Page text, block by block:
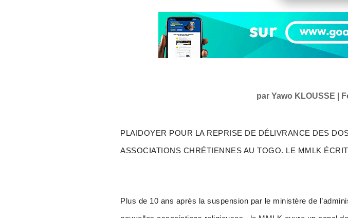
par Yawo KLOUSSE
PLAIDOYER POUR LA REPRISE DE DÉLIVRANCE DES
ASSOCIATIONS CHRÉTIENNES AU TOGO. LE MMLK
Plus de 10 ans après la suspension par le ministère de